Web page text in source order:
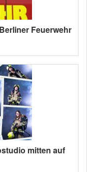
Feuerwehr
mitten auf